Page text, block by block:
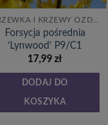
Forsycja pośrednia
‘Lynwood’ P9/C1
17,99zł
DODAJ DO
KOSZYKA